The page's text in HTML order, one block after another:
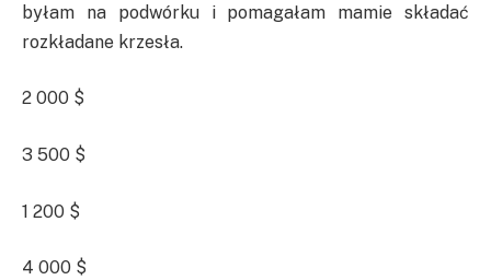
byłam na podwórku i pomagałam mamie składać
rozkładane krzesła.
2 000 $
3 500 $
1 200 $
4 000 $